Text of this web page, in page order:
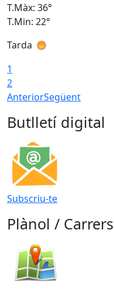
T.Màx: 36°
T.Min: 22°
Tarda
1
2
AnteriorSegüent
Butlletí digital
Subscriu-te
Plànol / Carrers